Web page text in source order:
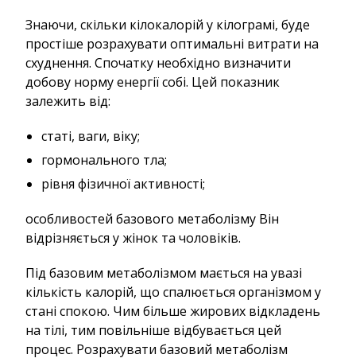
Знаючи, скільки кілокалорій у кілограмі, буде
простіше розрахувати оптимальні витрати на
схуднення. Спочатку необхідно визначити
добову норму енергії собі. Цей показник
залежить від:
статі, ваги, віку;
гормонального тла;
рівня фізичної активності;
особливостей базового метаболізму Він
відрізняється у жінок та чоловіків.
Під базовим метаболізмом мається на увазі
кількість калорій, що спалюється організмом у
стані спокою. Чим більше жирових відкладень
на тілі, тим повільніше відбувається цей
процес. Розрахувати базовий метаболізм